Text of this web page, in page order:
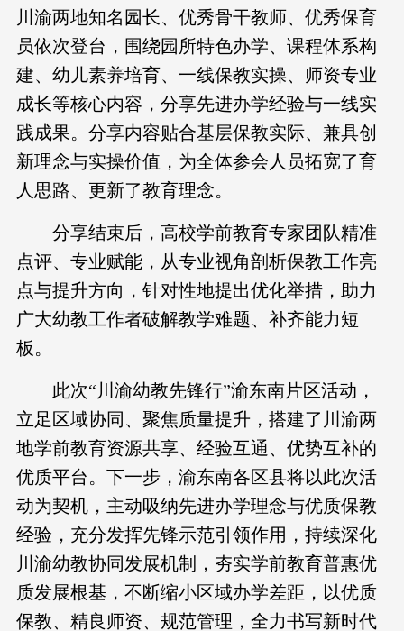
川渝两地知名园长、优秀骨干教师、优秀保育
员依次登台，围绕园所特色办学、课程体系构
建、幼儿素养培育、一线保教实操、师资专业
成长等核心内容，分享先进办学经验与一线实
践成果。分享内容贴合基层保教实际、兼具创
新理念与实操价值，为全体参会人员拓宽了育
人思路、更新了教育理念。
分享结束后，高校学前教育专家团队精准
点评、专业赋能，从专业视角剖析保教工作亮
点与提升方向，针对性地提出优化举措，助力
广大幼教工作者破解教学难题、补齐能力短
板。
此次“川渝幼教先锋行”渝东南片区活动，
立足区域协同、聚焦质量提升，搭建了川渝两
地学前教育资源共享、经验互通、优势互补的
优质平台。下一步，渝东南各区县将以此次活
动为契机，主动吸纳先进办学理念与优质保教
经验，充分发挥先锋示范引领作用，持续深化
川渝幼教协同发展机制，夯实学前教育普惠优
质发展根基，不断缩小区域办学差距，以优质
保教、精良师资、规范管理，全力书写新时代